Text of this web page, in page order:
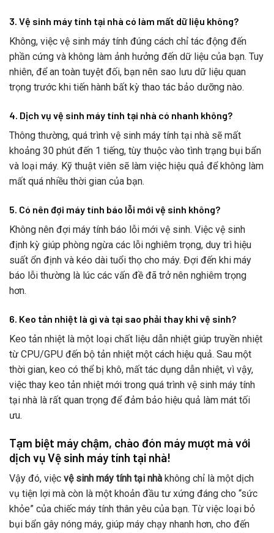
3. Vệ sinh máy tính tại nhà có làm mất dữ liệu không?
Không, việc vệ sinh máy tính đúng cách chỉ tác động đến
phần cứng và không làm ảnh hưởng đến dữ liệu của bạn. Tuy
nhiên, để an toàn tuyệt đối, bạn nên sao lưu dữ liệu quan
trọng trước khi tiến hành bất kỳ thao tác bảo dưỡng nào.
4. Dịch vụ vệ sinh máy tính tại nhà có nhanh không?
Thông thường, quá trình vệ sinh máy tính tại nhà sẽ mất
khoảng 30 phút đến 1 tiếng, tùy thuộc vào tình trạng bụi bẩn
và loại máy. Kỹ thuật viên sẽ làm việc hiệu quả để không làm
mất quá nhiều thời gian của bạn.
5. Có nên đợi máy tính báo lỗi mới vệ sinh không?
Không nên đợi máy tính báo lỗi mới vệ sinh. Việc vệ sinh
định kỳ giúp phòng ngừa các lỗi nghiêm trọng, duy trì hiệu
suất ổn định và kéo dài tuổi thọ cho máy. Đợi đến khi máy
báo lỗi thường là lúc các vấn đề đã trở nên nghiêm trọng
hơn.
6. Keo tản nhiệt là gì và tại sao phải thay khi vệ sinh?
Keo tản nhiệt là một loại chất liệu dẫn nhiệt giúp truyền nhiệt
từ CPU/GPU đến bộ tản nhiệt một cách hiệu quả. Sau một
thời gian, keo có thể bị khô, mất tác dụng dẫn nhiệt, vì vậy,
việc thay keo tản nhiệt mới trong quá trình vệ sinh máy tính
tại nhà là rất quan trọng để đảm bảo hiệu quả làm mát tối
ưu.
Tạm biệt máy chậm, chào đón máy mượt mà với
dịch vụ Vệ sinh máy tính tại nhà!
Vậy đó, việc vệ sinh máy tính tại nhà không chỉ là một dịch
vụ tiện lợi mà còn là một khoản đầu tư xứng đáng cho “sức
khỏe” của chiếc máy tính thân yêu của bạn. Từ việc loại bỏ
bụi bẩn gây nóng máy, giúp máy chạy nhanh hơn, cho đến